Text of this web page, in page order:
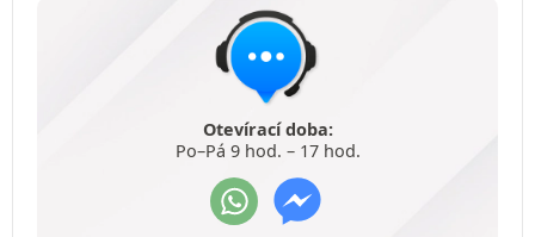
Otevírací doba:
Po–Pá 9 hod. – 17 hod.